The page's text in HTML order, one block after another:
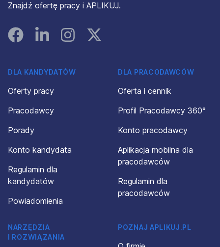
Znajdź ofertę pracy i APLIKUJ.
FacebookLinked InInstagramInstagram
DLA KANDYDATÓW
Oferty pracy
Pracodawcy
Porady
Konto kandydata
Regulamin dla
kandydatów
Powiadomienia
DLA PRACODAWCÓW
Oferta i cennik
Profil Pracodawcy 360°
Konto pracodawcy
Aplikacja mobilna dla
pracodawców
Regulamin dla
pracodawców
NARZĘDZIA
I ROZWIĄZANIA
POZNAJ APLIKUJ.PL